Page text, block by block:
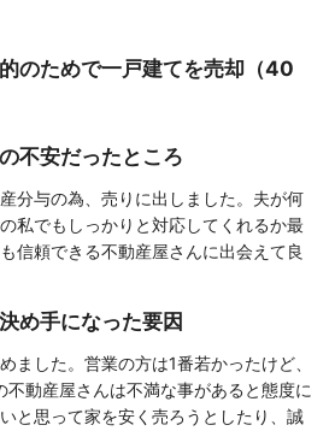
のためで一戸建てを売却（40
不安だったところ
分与の為、売りに出しました。夫が何
私でもしっかりと対応してくれるか最
信頼できる不動産屋さんに出会えて良
め手になった要因
ました。営業の方は1番若かったけど、
不動産屋さんは不満な事があると態度に
と思って家を安く売ろうとしたり、誠